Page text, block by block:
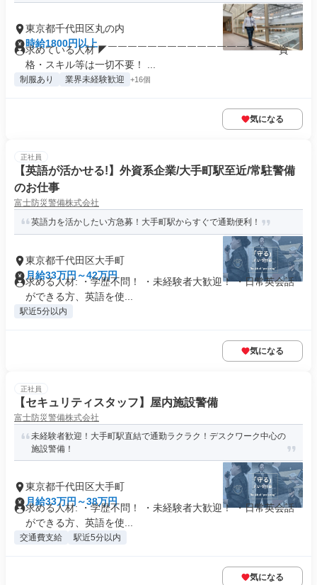
東京都千代田区丸の内
時給1800円以上
求めている人材 ◤￣￣￣￣￣￣￣￣￣￣￣￣￣￣￣￣￣ 資
格・スキル等は一切不要！ ...
制服あり 業界未経験歓迎 +16個
気になる
正社員
【英語が活かせる!】外資系企業/大手町駅至近/常駐警備
のお仕事
富士防災警備株式会社
英語力を活かしたい方急募！大手町駅からすぐで通勤便利！
東京都千代田区大手町
月給33万円～42万円
求める人材: ・学歴不問！ ・未経験者大歓迎！ ・日常英会話
ができる方、英語を使...
駅近5分以内
気になる
正社員
【セキュリティスタッフ】屋内施設警備
富士防災警備株式会社
未経験者歓迎！大手町駅直結で通勤ラクラク！デスクワーク中心の
施設警備！
東京都千代田区大手町
月給33万円～38万円
求める人材: ・学歴不問！ ・未経験者大歓迎！ ・日常英会話
ができる方、英語を使...
交通費支給 駅近5分以内
気になる